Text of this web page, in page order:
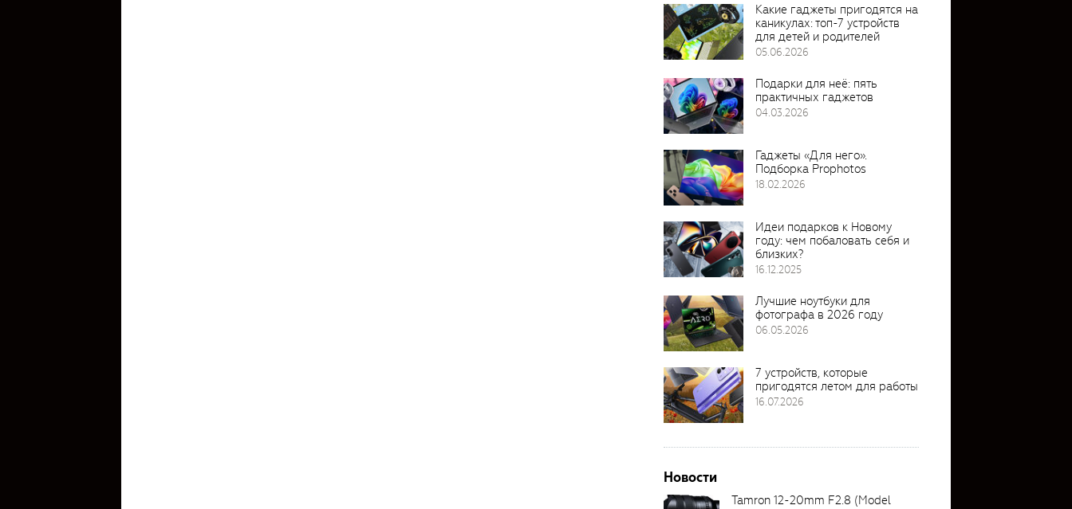
Какие гаджеты пригодятся на
каникулах: топ-7 устройств
для детей и родителей
05.06.2026
Подарки для неё: пять
практичных гаджетов
04.03.2026
Гаджеты «Для него».
Подборка Prophotos
18.02.2026
Идеи подарков к Новому
году: чем побаловать себя и
близких?
16.12.2025
Лучшие ноутбуки для
фотографа в 2026 году
06.05.2026
7 устройств, которые
пригодятся летом для работы
16.07.2026
Новости
Tamron 12-20mm F2.8 (Model